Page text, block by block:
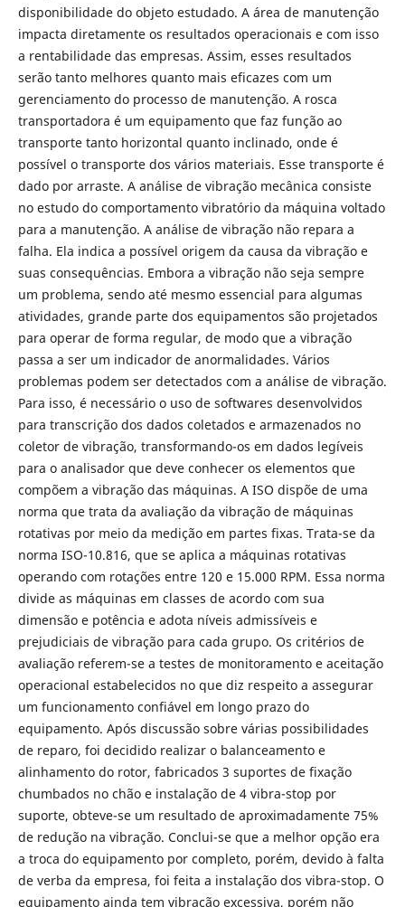
disponibilidade do objeto estudado. A área de manutenção
impacta diretamente os resultados operacionais e com isso
a rentabilidade das empresas. Assim, esses resultados
serão tanto melhores quanto mais eficazes com um
gerenciamento do processo de manutenção. A rosca
transportadora é um equipamento que faz função ao
transporte tanto horizontal quanto inclinado, onde é
possível o transporte dos vários materiais. Esse transporte é
dado por arraste. A análise de vibração mecânica consiste
no estudo do comportamento vibratório da máquina voltado
para a manutenção. A análise de vibração não repara a
falha. Ela indica a possível origem da causa da vibração e
suas consequências. Embora a vibração não seja sempre
um problema, sendo até mesmo essencial para algumas
atividades, grande parte dos equipamentos são projetados
para operar de forma regular, de modo que a vibração
passa a ser um indicador de anormalidades. Vários
problemas podem ser detectados com a análise de vibração.
Para isso, é necessário o uso de softwares desenvolvidos
para transcrição dos dados coletados e armazenados no
coletor de vibração, transformando-os em dados legíveis
para o analisador que deve conhecer os elementos que
compõem a vibração das máquinas. A ISO dispõe de uma
norma que trata da avaliação da vibração de máquinas
rotativas por meio da medição em partes fixas. Trata-se da
norma ISO-10.816, que se aplica a máquinas rotativas
operando com rotações entre 120 e 15.000 RPM. Essa norma
divide as máquinas em classes de acordo com sua
dimensão e potência e adota níveis admissíveis e
prejudiciais de vibração para cada grupo. Os critérios de
avaliação referem-se a testes de monitoramento e aceitação
operacional estabelecidos no que diz respeito a assegurar
um funcionamento confiável em longo prazo do
equipamento. Após discussão sobre várias possibilidades
de reparo, foi decidido realizar o balanceamento e
alinhamento do rotor, fabricados 3 suportes de fixação
chumbados no chão e instalação de 4 vibra-stop por
suporte, obteve-se um resultado de aproximadamente 75%
de redução na vibração. Conclui-se que a melhor opção era
a troca do equipamento por completo, porém, devido à falta
de verba da empresa, foi feita a instalação dos vibra-stop. O
equipamento ainda tem vibração excessiva, porém não